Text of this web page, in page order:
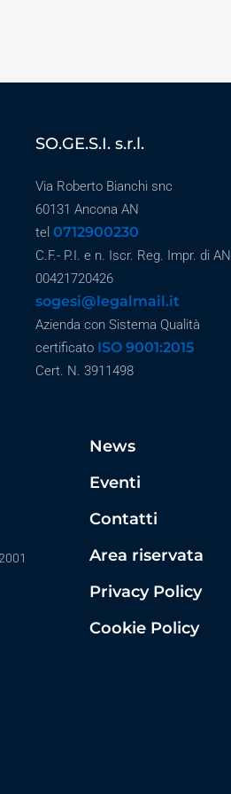
SO.GE.S.I. s.r.l.
Via Roberto Bianchi snc
60131 Ancona AN
tel 0712900230
C.F.- P.I. e n. Iscr. Reg. Impr. di AN
00421720426
sogesi@legalmail.it
Azienda con Sistema Qualità
certificato ISO 9001:2015
Cert. N. 3911498
News
Eventi
Contatti
Area riservata
Privacy Policy
Cookie Policy